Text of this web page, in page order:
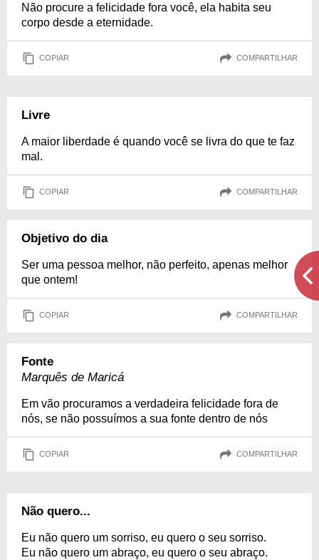
Não procure a felicidade fora você, ela habita seu
corpo desde a eternidade.
COPIAR COMPARTILHAR
Livre
A maior liberdade é quando você se livra do que te faz
mal.
COPIAR COMPARTILHAR
Objetivo do dia
Ser uma pessoa melhor, não perfeito, apenas melhor
que ontem!
COPIAR COMPARTILHAR
Fonte
Marquês de Maricá
Em vão procuramos a verdadeira felicidade fora de
nós, se não possuímos a sua fonte dentro de nós
COPIAR COMPARTILHAR
Não quero...
Eu não quero um sorriso, eu quero o seu sorriso.
Eu não quero um abraço, eu quero o seu abraço.